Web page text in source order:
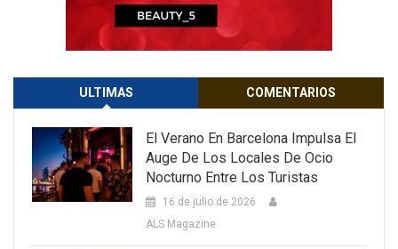
ULTIMAS COMENTARIOS
El Verano En Barcelona Impulsa El
Auge De Los Locales De Ocio
Nocturno Entre Los Turistas
16 de julio de 2026
ALS Magazine